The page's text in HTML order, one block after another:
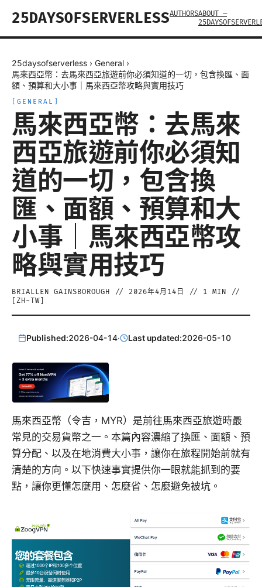
25DAYSOFSERVERLESSAUTHORSABOUT —
25daysofserverless › General ›
馬來西亞幣：去馬來西亞旅遊前你必須知道的一切，包含換匯、面
額、預算和大小事｜馬來西亞幣攻略與實用技巧
GENERAL
馬來西亞幣：去馬來
西亞旅遊前你必須知
道的一切，包含換
匯、面額、預算和大
小事｜馬來西亞幣攻
略與實用技巧
BRIALLEN GAINSBOROUGH // 2026年4月14日 // 1 MIN //
ZH-TW
Published:2026-04-14· Last updated:2026-05-10
馬來西亞幣（令吉，MYR）是前往馬來西亞旅遊時最
常見的交易貨幣之一。本篇內容濃縮了換匯、面額、預
算分配、以及在地消費大小事，讓你在旅程開始前就有
清楚的方向。以下快速事實提供你一眼就能抓到的要
點，讓你更懂怎麼用、怎麼省、怎麼避免被坑。